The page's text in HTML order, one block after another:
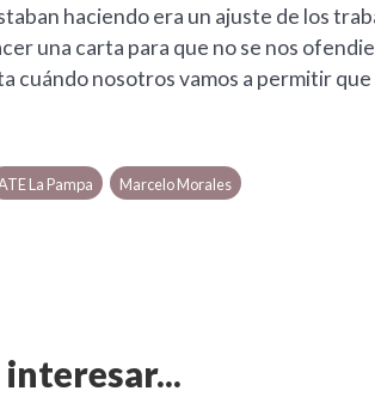
haciendo era un ajuste de los
una carta para que no se nos
cuándo nosotros vamos a permitir
La Pampa Marcelo Morales